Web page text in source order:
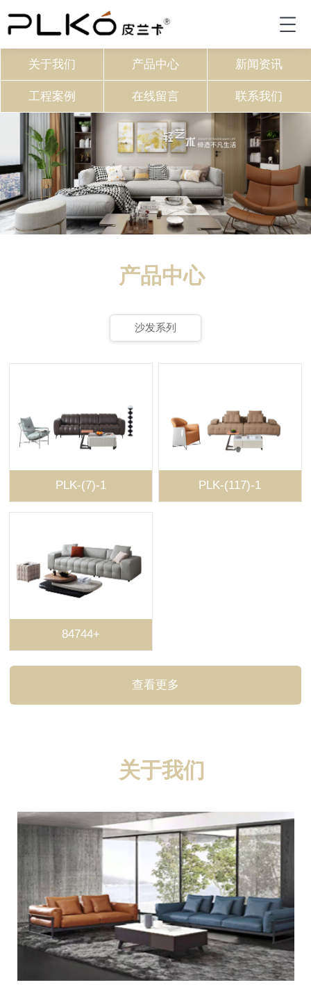
关于我们 产品中心 新闻资讯
工程案例 在线留言 联系我们
产品中心
沙发系列
PLK-(7)-1 PLK-(117)-1
84744+
查看更多
关于我们